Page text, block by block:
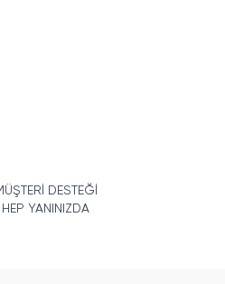
DESTEĞİ
HEP YANINIZDA